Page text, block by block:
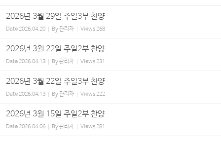
2026년 3월 29일 주일3부 찬양
Date2026.04.20 By관리자 Views268
2026년 3월 22일 주일2부 찬양
Date2026.04.13 By관리자 Views231
2026년 3월 22일 주일3부 찬양
Date2026.04.13 By관리자 Views222
2026년 3월 15일 주일2부 찬양
Date2026.04.06 By관리자 Views281